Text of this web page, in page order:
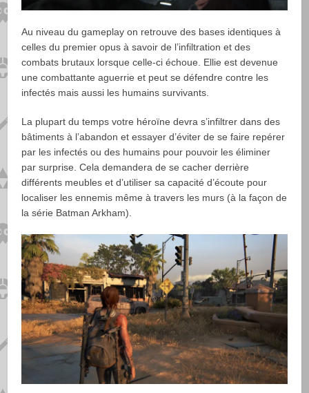
Au niveau du gameplay on retrouve des bases identiques à
celles du premier opus à savoir de l’infiltration et des
combats brutaux lorsque celle-ci échoue. Ellie est devenue
une combattante aguerrie et peut se défendre contre les
infectés mais aussi les humains survivants.
La plupart du temps votre héroïne devra s’infiltrer dans des
bâtiments à l’abandon et essayer d’éviter de se faire repérer
par les infectés ou des humains pour pouvoir les éliminer
par surprise. Cela demandera de se cacher derrière
différents meubles et d’utiliser sa capacité d’écoute pour
localiser les ennemis même à travers les murs (à la façon de
la série Batman Arkham).